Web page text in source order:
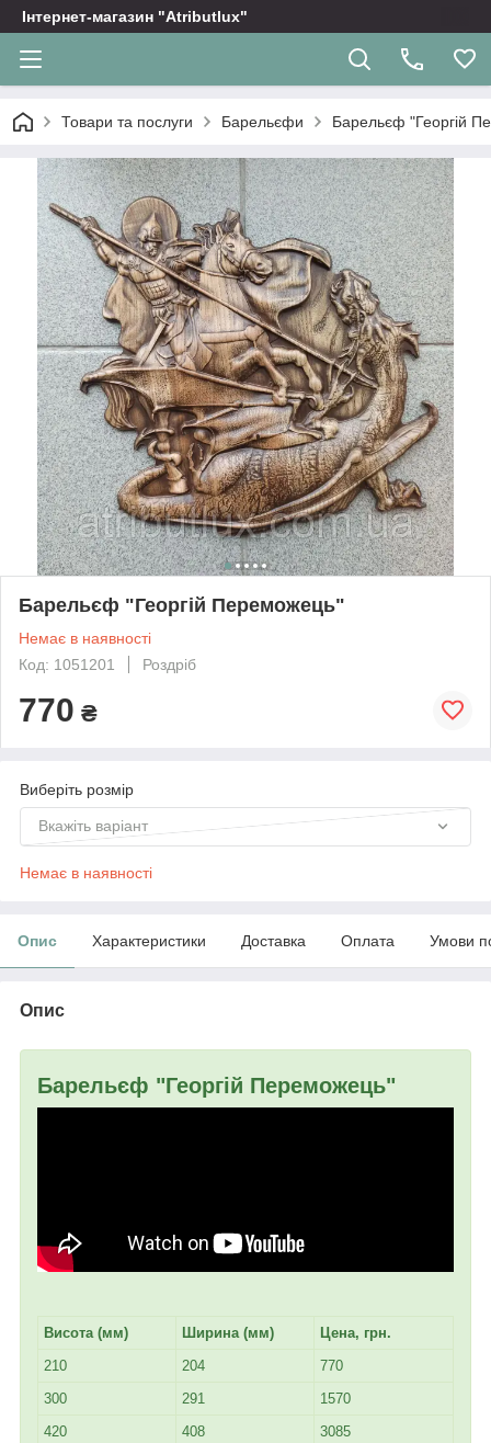
Інтернет-магазин "Atributlux"
Товари та послуги Барельєфи Барельєф "Георгій
Барельєф "Георгій Переможець"
Немає в наявності
Код: 1051201
Роздріб
770 ₴
Виберіть розмір
Вкажіть варіант
Немає в наявності
Опис Характеристики Доставка Оплата Умови
Опис
Барельєф "Георгій Переможець"
Висота (мм) Ширина (мм)
Цена, грн.
210
204
770
300
291
1570
420
408
3085